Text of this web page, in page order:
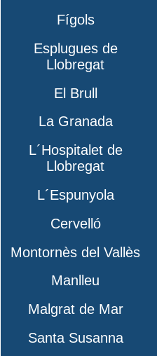
Fígols
Esplugues de
Llobregat
El Brull
La Granada
L´Hospitalet de
Llobregat
L´Espunyola
Cervelló
Montornès del Vallès
Manlleu
Malgrat de Mar
Santa Susanna